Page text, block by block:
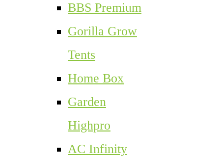
BBS Premium
Gorilla Grow
Tents
Home Box
Garden
Highpro
AC Infinity